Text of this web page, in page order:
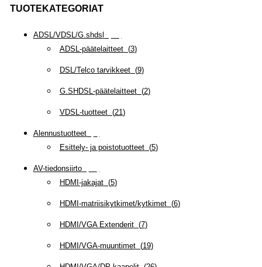
TUOTEKATEGORIAT
ADSL/VDSL/G.shdsl
ADSL-päätelaitteet(3)
DSL/Telco tarvikkeet(9)
G.SHDSL-päätelaitteet(2)
VDSL-tuotteet(21)
Alennustuotteet(
Esittely- ja poistotuotteet(5)
AV-tiedonsiirto(
HDMI-jakajat(5)
HDMI-matriisikytkimet/kytkimet(6)
HDMI/VGA Extenderit(7)
HDMI/VGA-muuntimet(19)